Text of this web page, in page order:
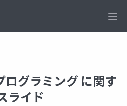
グラミング に関す
ライド